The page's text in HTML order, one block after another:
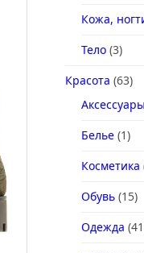
Кожа,
Тело (3)
Красота (63)
Аксессуары
Белье (1)
Косметика
Обувь (15)
Одежда